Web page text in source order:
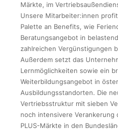
Märkte, im
Unsere Mitarbeiter:innen
Palette an Benefits, wie
Beratungsangebot in
zahlreichen Vergünstigungen
Außerdem setzt das
Lernmöglichkeiten sowie ein
Weiterbildungsangebot in
Ausbildungsstandorten. Die
Vertriebsstruktur mit sieben
noch intensivere Verankerung
PLUS-Märkte in den